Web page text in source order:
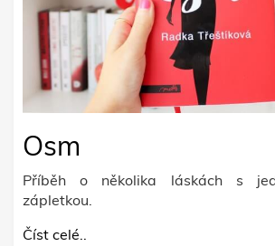
Osm
Příběh o několika láskách s
zápletkou.
Číst celé..